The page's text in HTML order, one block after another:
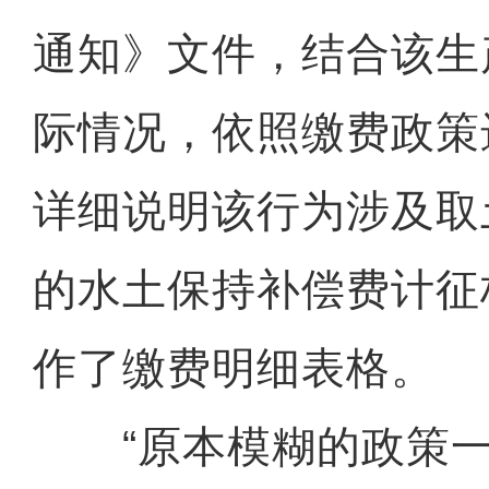
通知》文件，结合该
际情况，依照缴费政
详细说明该行为涉及
的水土保持补偿费计
作了缴费明细表格。
“原本模糊的政策一